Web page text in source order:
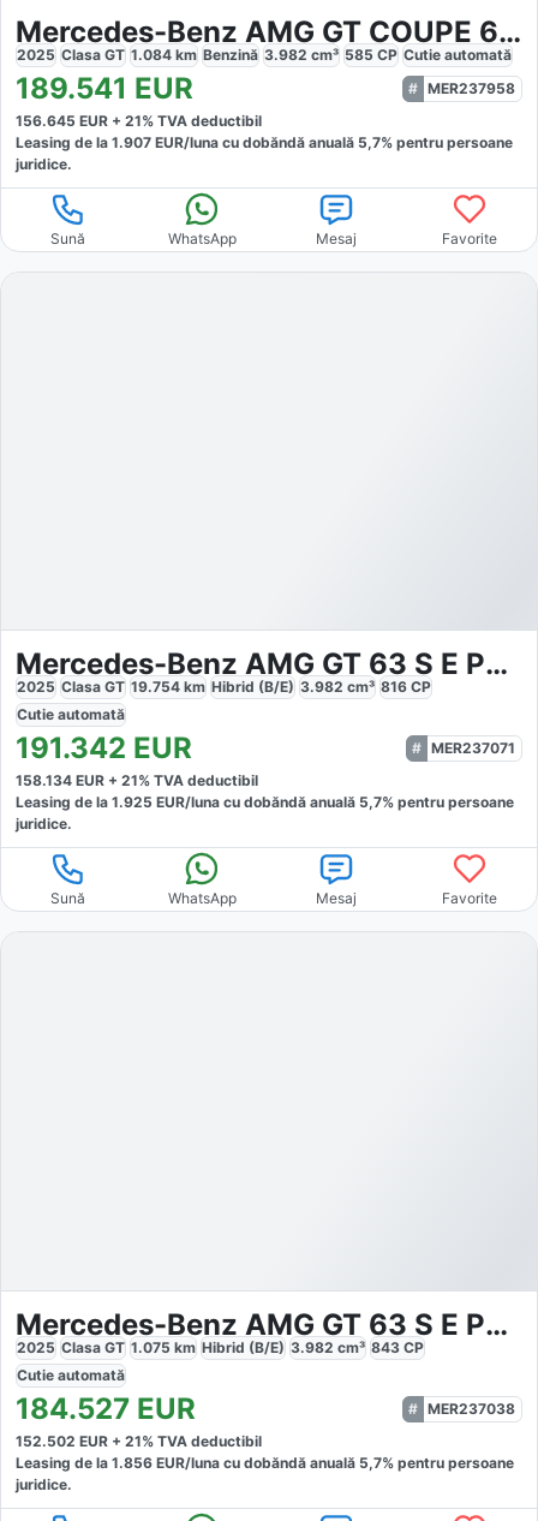
Mercedes-Benz AMG GT COUPE 63 4M
2025 Clasa GT 1.084 km Benzină 3.982 cm³ 585 CP Cutie automată
189.541 EUR
MER237958
156.645 EUR + 21% TVA deductibil
Leasing de la 1.907 EUR/luna cu dobăndă anuală 5,7% pentru persoane
juridice.
Sună WhatsApp Mesaj Favorite
Mercedes-Benz AMG GT 63 S E Performance
2025 Clasa GT 19.754 km Hibrid (B/E) 3.982 cm³ 816 CP
Cutie automată
191.342 EUR
MER237071
158.134 EUR + 21% TVA deductibil
Leasing de la 1.925 EUR/luna cu dobăndă anuală 5,7% pentru persoane
juridice.
Sună WhatsApp Mesaj Favorite
Mercedes-Benz AMG GT 63 S E Performance
2025 Clasa GT 1.075 km Hibrid (B/E) 3.982 cm³ 843 CP
Cutie automată
184.527 EUR
MER237038
152.502 EUR + 21% TVA deductibil
Leasing de la 1.856 EUR/luna cu dobăndă anuală 5,7% pentru persoane
juridice.